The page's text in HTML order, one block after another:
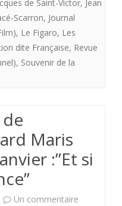
de Saint-Victor, Jean
Scarron, Journal
, Le Figaro, Les
dite Française, Revue
, Souvenir de la
Maris
:”Et si
Un commentaire